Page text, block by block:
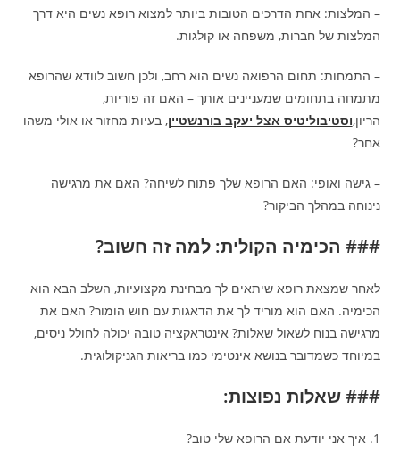
– המלצות: אחת הדרכים הטובות ביותר למצוא רופא נשים היא דרך
המלצות של חברות, משפחה או קולגות.
– התמחות: תחום הרפואה נשים הוא רחב, ולכן חשוב לוודא שהרופא
מתמחה בתחומים שמעניינים אותך – האם זה פוריות,
הריון,וסטיבוליטיס אצל יעקב בורנשטיין, בעיות מחזור או אולי משהו
אחר?
– גישה ואופי: האם הרופא שלך פתוח לשיחה? האם את מרגישה
נינוחה במהלך הביקור?
### הכימיה הקולית: למה זה חשוב?
לאחר שמצאת רופא שיתאים לך מבחינת מקצועיות, השלב הבא הוא
הכימיה. האם הוא מוריד לך את הדאגות עם חוש הומור? האם את
מרגישה בנוח לשאול שאלות? אינטראקציה טובה יכולה לחולל ניסים,
במיוחד כשמדובר בנושא אינטימי כמו בריאות הגניקולוגית.
### שאלות נפוצות:
1. איך אני יודעת אם הרופא שלי טוב?